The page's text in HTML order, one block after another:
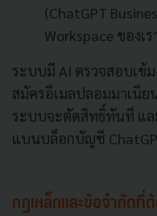
(ChatGPT
Workspace ของเ
ระบบมี AI ตรวจสอบเข้
สมัครอีเมลปลอมมาเนี
ระบบจะตัดสิทธิ์ทันที แ
แบนบล็อกบัญชี
กฎเหล็กและข้อจำกัดที่